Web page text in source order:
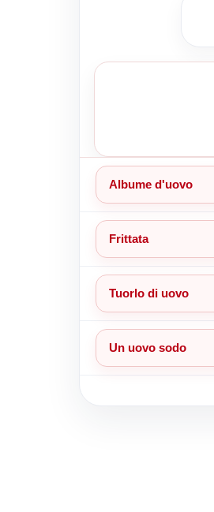
Albume d'uovo
Frittata
Tuorlo di uovo
Un uovo sodo